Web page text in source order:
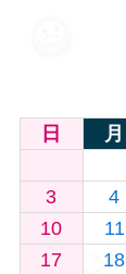
日 月
3
4
10
11
17
18